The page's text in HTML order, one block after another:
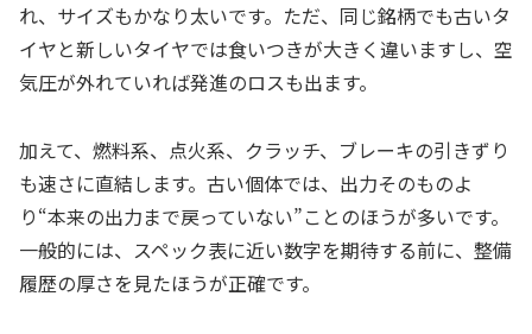
れ、サイズもかなり太いです。ただ、同じ銘柄でも古いタ
イヤと新しいタイヤでは食いつきが大きく違いますし、空
気圧が外れていれば発進のロスも出ます。
加えて、燃料系、点火系、クラッチ、ブレーキの引きずり
も速さに直結します。古い個体では、出力そのものよ
り“本来の出力まで戻っていない”ことのほうが多いです。
一般的には、スペック表に近い数字を期待する前に、整備
履歴の厚さを見たほうが正確です。